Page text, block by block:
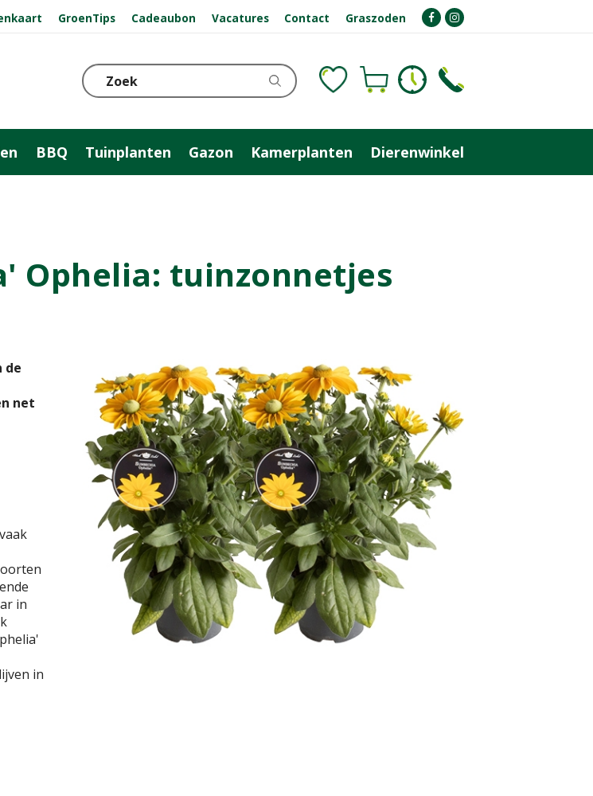
GroenTips Cadeaubon Vacatures Contact Graszoden
BBQ Tuinplanten Gazon Kamerplanten Dierenwinkel
Ophelia: tuinzonnetjes
de
net
in
in